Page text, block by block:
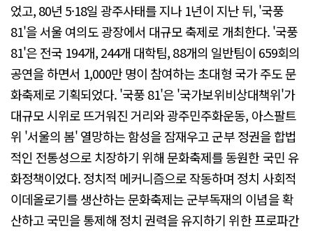
었고, 80년 5·18일 광주사태를 지나 1년이 지난 뒤, '국풍
81'을 서울 여의도 광장에서 대규모 축제로 개최한다. '국풍
81'은 전국 194개, 244개 대학팀, 88개의 일반팀이 659회의
공연을 하면서 1,000만 명이 참여하는 초대형 국가 주도 문
화축제로 기획되었다. '국풍 81'은 '국가보위비상대책위'가
대규모 시위로 뜨거워진 거리와 광주민주화운동, 아스팔트
위 '서울의 봄' 열망하는 함성을 잠재우고 군부 정권을 합법
적인 전통성으로 치장하기 위해 문화축제를 동원한 국민 유
화정책이었다. 정치적 메커니즘으로 작동하며 정치 사회적
이데올로기를 생산하는 문화축제는 군부독재의 이념을 확
산하고 국민을 통제해 정치 권력을 유지하기 위한 프로파간